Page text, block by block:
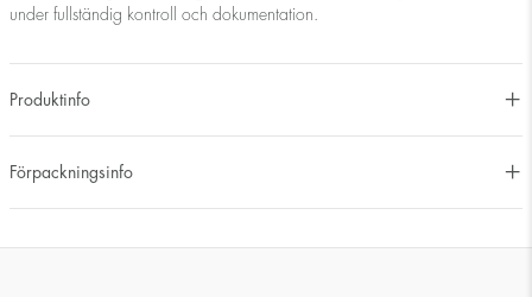
under fullständig kontroll och dokumentation.
Produktinfo
Förpackningsinfo